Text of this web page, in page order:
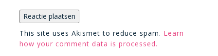
This site uses Akismet to reduce spam. Learn
how your comment data is processed.